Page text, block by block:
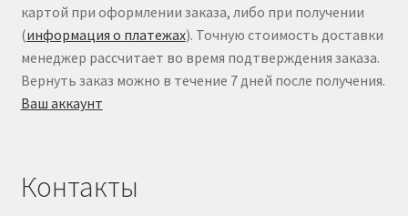
картой при оформлении заказа, либо при получении
(информация о платежах). Точную стоимость доставки
менеджер рассчитает во время подтверждения заказа.
Вернуть заказ можно в течение 7 дней после получения.
Ваш аккаунт
Контакты